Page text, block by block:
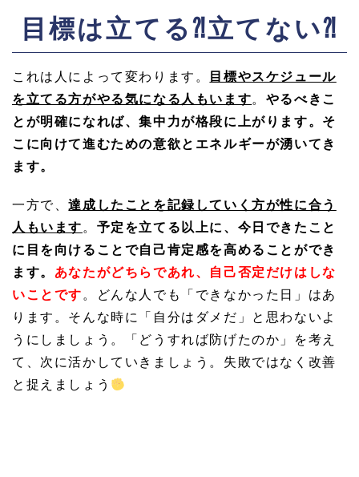
目標は立てる⁈立てない⁈
これは人によって変わります。
目標やスケジュール
を立てる方がやる気になる人もいます。 やるべきこ
とが明確になれば、集中力が格段に上がります。そ
こに向けて進むための意欲とエネルギーが湧いてき
ます。
一方で、達成したことを記録していく方が性に合う
人もいます 。 予定を立てる以上に、今日できたこと
に目を向けることで自己肯定感を高めることができ
ます。 あなたがどちらであれ、自己否定だけはしな
いことです 。どんな人でも「できなかった日」はあ
ります。そんな時に「自分はダメだ」と思わないよ
うにしましょう。「どうすれば防げたのか」を考え
て、次に活かしていきましょう。失敗ではなく改善
と捉えましょう